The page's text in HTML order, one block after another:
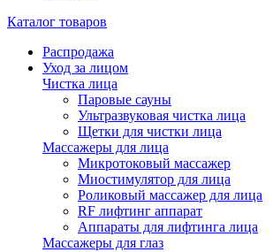
Каталог товаров
Распродажа
Уход за лицом
Чистка лица
Паровые сауны
Ультразвуковая чистка лица
Щетки для чистки лица
Массажеры для лица
Микротоковый массажер
Миостимулятор для лица
Роликовый массажер для лица
RF лифтинг аппарат
Аппараты для лифтинга лица
Массажеры для глаз